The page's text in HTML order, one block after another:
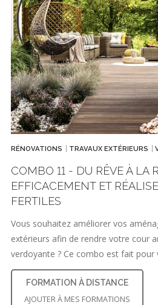
RÉNOVATIONS TRAVAUX EXTÉRIEURS
COMBO 11 - DU RÊVE À LA
EFFICACEMENT ET
FERTILES
Vous souhaitez améliorer vos
extérieurs afin de rendre votre cour
verdoyante ? Ce combo est fait pour
FORMATION À DISTANCE
AJOUTER À MES FORMATIONS